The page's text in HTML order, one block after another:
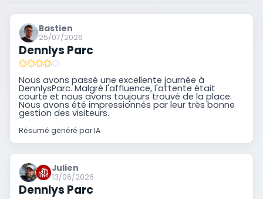
Bastien
25/07/2026
Dennlys Parc
Nous avons passé une excellente journée à
DennlysParc. Malgré l'affluence, l'attente était
courte et nous avons toujours trouvé de la place.
Nous avons été impressionnés par leur très bonne
gestion des visiteurs.
Résumé généré par IA
Julien
13/06/2026
Dennlys Parc